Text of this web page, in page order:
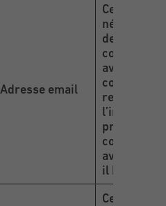
Adresse email
Cette
nécessaire
de prendre
contact
avec le
concernant
rendez-
l’informer
cours et
avantages
il bénéficie.
Cette